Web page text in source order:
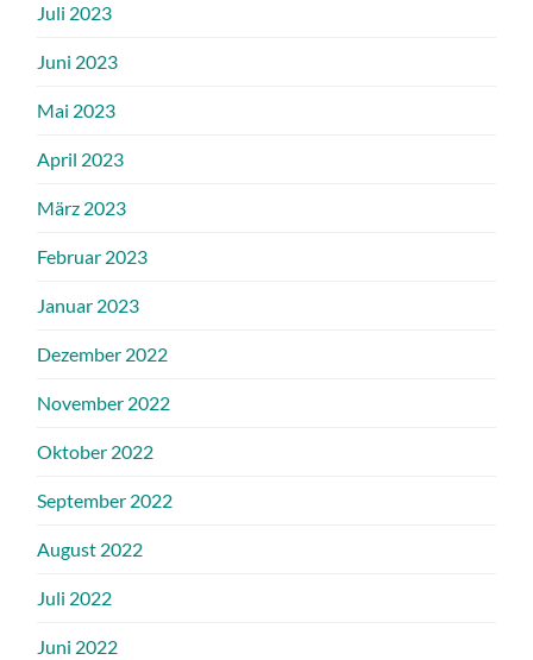
Juli 2023
Juni 2023
Mai 2023
April 2023
März 2023
Februar 2023
Januar 2023
Dezember 2022
November 2022
Oktober 2022
September 2022
August 2022
Juli 2022
Juni 2022